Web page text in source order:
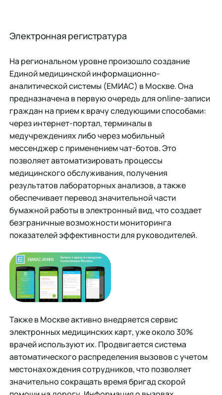
Электронная регистратура
На региональном уровне произошло создание
Единой медицинской информационно-
аналитической системы (ЕМИАС) в Москве. Она
предназначена в первую очередь для online-записи
граждан на прием к врачу следующими способами:
через интернет-портал, терминалы в
медучреждениях либо через мобильный
мессенджер c применением чат-ботов. Это
позволяет автоматизировать процессы
медицинского обслуживания, получения
результатов лабораторных анализов, а также
обеспечивает перевод значительной части
бумажной работы в электронный вид, что создает
безграничные возможности мониторинга
показателей эффективности для руководителей.
Также в Москве активно внедряется сервис
электронных медицинских карт, уже около 30%
врачей используют их. Продвигается система
автоматического распределения вызовов с учетом
местонахождения сотрудников, что позволяет
значительно сокращать время бригад скорой